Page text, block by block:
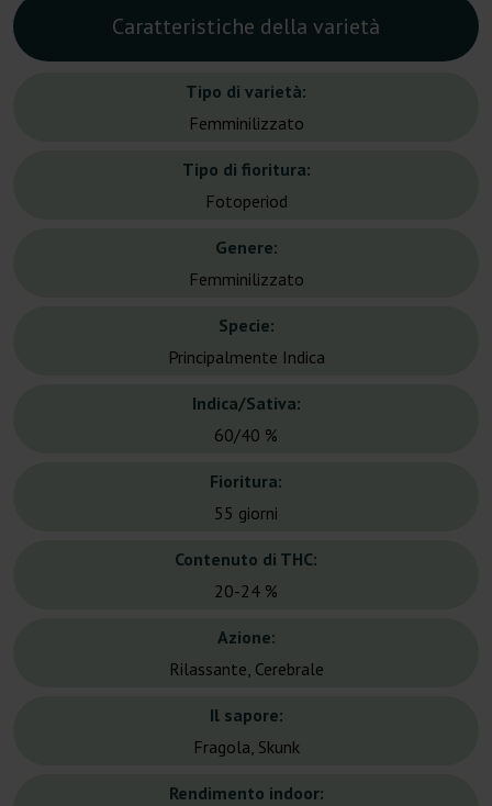
Caratteristiche della varietà
Tipo di varietà:
Femminilizzato
Tipo di fioritura:
Fotoperiod
Genere:
Femminilizzato
Specie:
Principalmente Indica
Indica/Sativa:
60/40 %
Fioritura:
55 giorni
Contenuto di THC:
20-24 %
Azione:
Rilassante, Cerebrale
Il sapore:
Fragola, Skunk
Rendimento indoor: